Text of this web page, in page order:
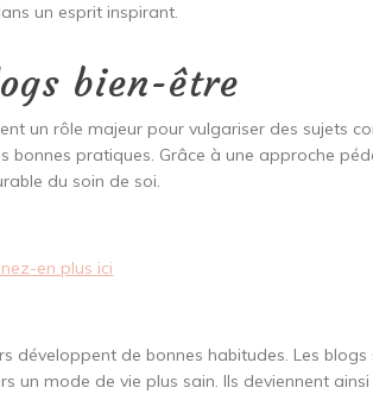
un esprit inspirant.
bien-être
un rôle majeur pour vulgariser des sujets
bonnes pratiques. Grâce à une approche
du soin de soi.
en plus ici
développent de bonnes habitudes. Les blogs
un mode de vie plus sain. Ils deviennent